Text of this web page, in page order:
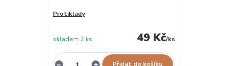
Protiklady
49 Kč/ks
skladem 2 ks
Přidat do košíku